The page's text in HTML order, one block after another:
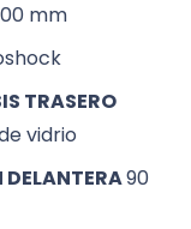
mm
TRASERO
vidrio
DELANTERA90